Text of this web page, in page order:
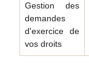
Gestion des
demandes
d'exercice de
vos droits